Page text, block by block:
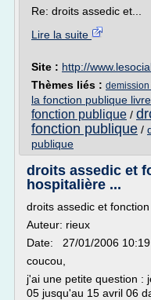
Re: droits assedic et...
Lire la suite
Site : http://
Thèmes liés :
la fonction publique livre
fonction publique /
fonction publique /
publique
droits assedic et
hospitalière ...
droits assedic et
Auteur: rieux
Date: 27/01/2006 10:19
coucou,
j'ai une petite question :
05 jusqu'au 15 avril 06